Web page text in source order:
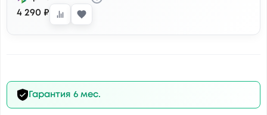
4 290 ₽
Гарантия 6 мес.